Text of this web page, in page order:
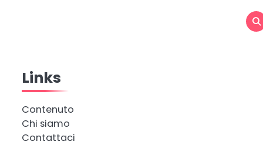
Links
Contenuto
Chi siamo
Contattaci